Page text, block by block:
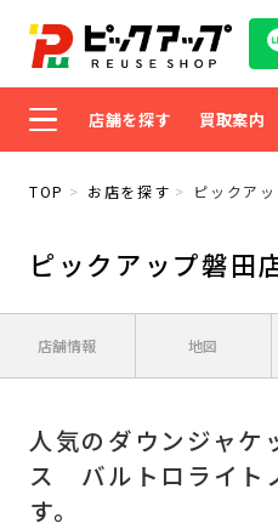
店舗を探す 買取案内
TOP お店を探す ピックア
ピックアップ磐田
店舗情報 地図
人気のダウンジャケ
ス バルトロライト
す。